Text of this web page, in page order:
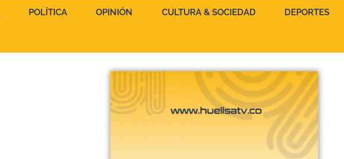
POLÍTICA OPINIÓN CULTURA & SOCIEDAD DEPORTES